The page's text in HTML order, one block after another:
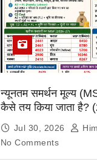
न्यूनतम समर्थन मूल्य
कैसे तय किया जाता है?
Jul 30, 2026
No Comments